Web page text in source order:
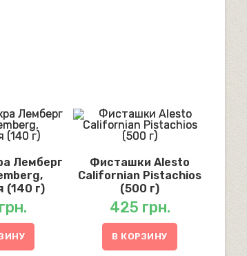
Лемберг
(140 г)
грн.
Фисташки Alesto
Californian Pistachios
(500 г)
425 грн.
В КОРЗИНУ